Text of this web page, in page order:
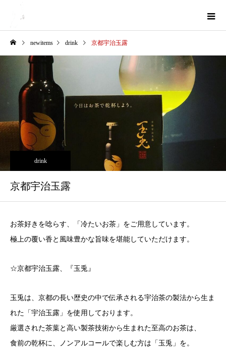
newitems drink 京都宇治玉露
drink
京都宇治玉露
お茶好きを唸らす、「冷たいお茶」をご用意しています。
極上の覆い香と風味豊かな旨味を堪能していただけます。
☆京都宇治玉露、『玉兎』
玉兎は、京都の長い歴史の中で伝承される宇治茶の製法から生ま
れた「宇治玉露」を使用しております。
厳選された茶葉と高い製茶技術から生まれた至高のお茶は、
食前の乾杯に、ノンアルコールで楽しむ方は「玉兎」を。